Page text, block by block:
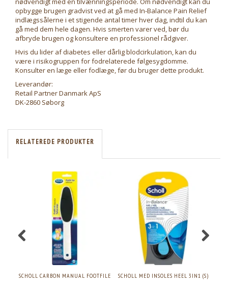
opbygge brugen gradvist ved at gå med In-Balance Pain Relief
indlægssålerne i et stigende antal timer hver dag, indtil du kan
gå med dem hele dagen. Hvis smerten varer ved, bør du
afbryde brugen og konsultere en professionel rådgiver.
Hvis du lider af diabetes eller dårlig blodcirkulation, kan du
være i risikogruppen for fodrelaterede følgesygdomme.
Konsulter en læge eller fodlæge, før du bruger dette produkt.
Leverandør:
Retail Partner Danmark ApS
DK-2860 Søborg
RELATEREDE PRODUKTER
SCHOLL CARBON MANUAL FOOTFILE SCHOLL MED INSOLES HEEL 3IN1 (S)